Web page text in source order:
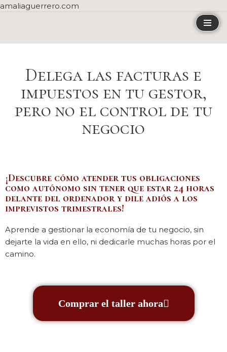
amaliaguerrero.com
Delega las facturas e
impuestos en tu gestor,
pero no el control de tu
negocio
¡Descubre cómo atender tus obligaciones
como autónomo sin tener que estar 24 horas
delante del ordenador y dile adiós a los
imprevistos trimestrales!
Aprende a gestionar la economía de tu negocio, sin
dejarte la vida en ello, ni dedicarle muchas horas por el
camino.
Comprar el taller ahora